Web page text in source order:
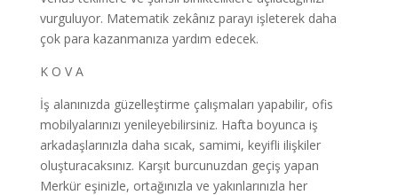
vurguluyor. Matematik zekânız parayı işleterek daha
çok para kazanmanıza yardım edecek.
K O V A
İş alanınızda güzelleştirme çalışmaları yapabilir, ofis
mobilyalarınızı yenileyebilirsiniz. Hafta boyunca iş
arkadaşlarınızla daha sıcak, samimi, keyifli ilişkiler
oluşturacaksınız. Karşıt burcunuzdan geçiş yapan
Merkür eşinizle, ortağınızla ve yakınlarınızla her